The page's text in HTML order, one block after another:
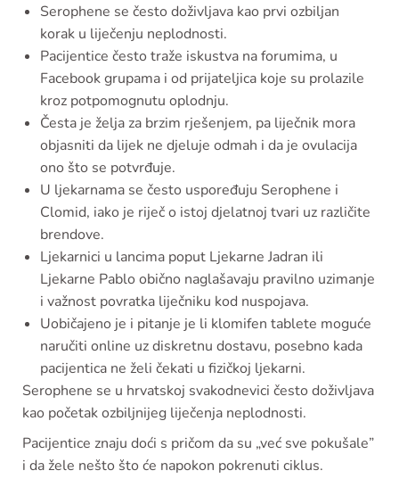
Serophene se često doživljava kao prvi ozbiljan
korak u liječenju neplodnosti.
Pacijentice često traže iskustva na forumima, u
Facebook grupama i od prijateljica koje su prolazile
kroz potpomognutu oplodnju.
Česta je želja za brzim rješenjem, pa liječnik mora
objasniti da lijek ne djeluje odmah i da je ovulacija
ono što se potvrđuje.
U ljekarnama se često uspoređuju Serophene i
Clomid, iako je riječ o istoj djelatnoj tvari uz različite
brendove.
Ljekarnici u lancima poput Ljekarne Jadran ili
Ljekarne Pablo obično naglašavaju pravilno uzimanje
i važnost povratka liječniku kod nuspojava.
Uobičajeno je i pitanje je li klomifen tablete moguće
naručiti online uz diskretnu dostavu, posebno kada
pacijentica ne želi čekati u fizičkoj ljekarni.
Serophene se u hrvatskoj svakodnevici često doživljava
kao početak ozbiljnijeg liječenja neplodnosti.
Pacijentice znaju doći s pričom da su „već sve pokušale”
i da žele nešto što će napokon pokrenuti ciklus.